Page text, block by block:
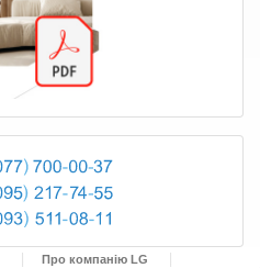
Про компанію LG